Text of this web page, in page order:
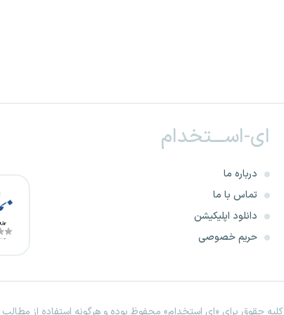
ای-اســـتخدام
درباره ما
تماس با ما
دانلود اپلیکیشن
حریم خصوصی
کلیه حقوق برای «ای استخدام» محفوظ بوده و هرگونه استفاده از